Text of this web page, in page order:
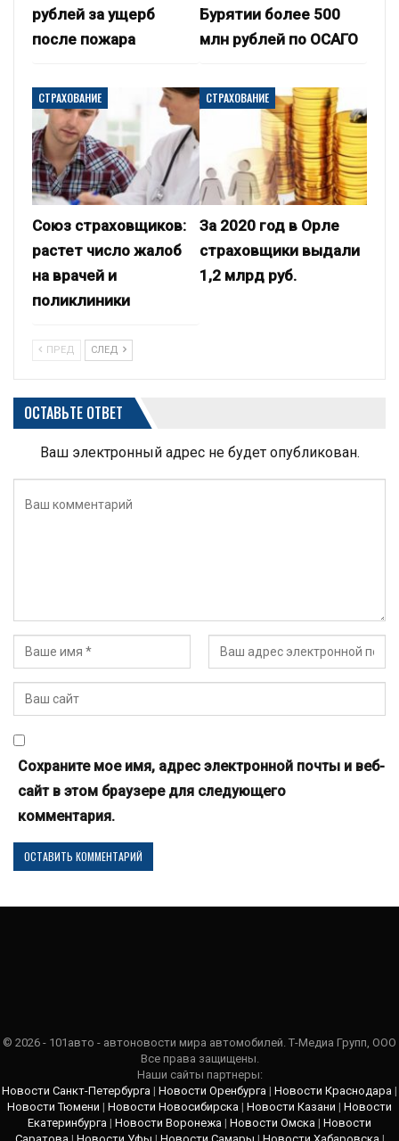
рублей за ущерб
после пожара
Бурятии более 500
млн рублей по ОСАГО
СТРАХОВАНИЕ
Союз страховщиков:
растет число жалоб
на врачей и
поликлиники
СТРАХОВАНИЕ
За 2020 год в Орле
страховщики выдали
1,2 млрд руб.
ПРЕД СЛЕД
ОСТАВЬТЕ ОТВЕТ
Ваш электронный адрес не будет опубликован.
Сохраните мое имя, адрес электронной почты и веб-
сайт в этом браузере для следующего
комментария.
© 2026 - 101авто - автоновости мира автомобилей. Т-Медиа Групп, ООО
Все права защищены.
Наши сайты партнеры:
Новости Санкт-Петербурга | Новости Оренбурга | Новости Краснодара |
Новости Тюмени | Новости Новосибирска | Новости Казани | Новости
Екатеринбурга | Новости Воронежа | Новости Омска | Новости